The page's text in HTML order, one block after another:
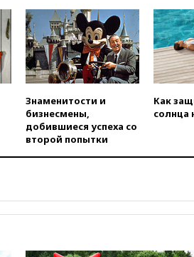
вчера, 18:56
отрицает
логистики за
вчера, 18:45
склад
сгорел под
обвинений в
Знаменитости и
бизнесмены,
добившиеся успеха со
второй попытки
Как
солнца